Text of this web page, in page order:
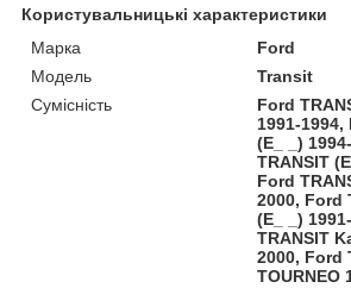
Користувальницькі характеристики
Марка
Ford
Модель
Transit
Сумісність
Ford
1991-1994,
(E_ _)
TRANSIT
Ford
2000, Ford
(E_ _)
TRANSIT
2000, Ford
TOURNEO